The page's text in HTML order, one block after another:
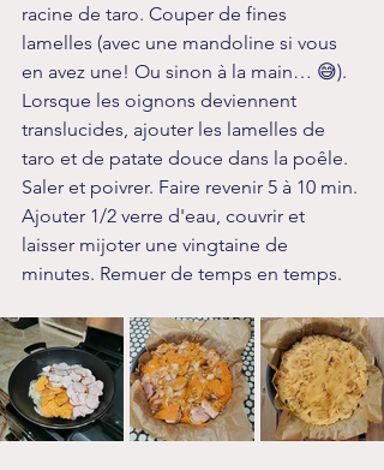
racine de taro. Couper de fines
lamelles (avec une mandoline si vous
en avez une! Ou sinon à la main… 😅).
Lorsque les oignons deviennent
translucides, ajouter les lamelles de
taro et de patate douce dans la poêle.
Saler et poivrer. Faire revenir 5 à 10 min.
Ajouter 1/2 verre d'eau, couvrir et
laisser mijoter une vingtaine de
minutes. Remuer de temps en temps.